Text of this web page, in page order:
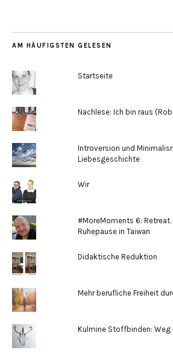
AM HÄUFIGSTEN GELESEN
Startseite
Nachlese: Ich bin raus
Introversion und
Liebesgeschichte
Wir
#MoreMoments 6: Retreat.
Ruhepause in Taiwan
Didaktische Reduktion
Mehr berufliche Freiheit
Kulmine Stoffbinden: Weg